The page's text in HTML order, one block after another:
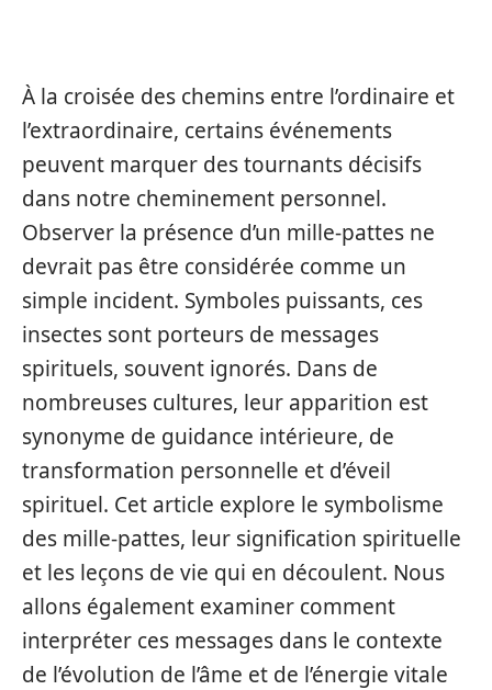
À la croisée des chemins entre l’ordinaire et
l’extraordinaire, certains événements
peuvent marquer des tournants décisifs
dans notre cheminement personnel.
Observer la présence d’un mille-pattes ne
devrait pas être considérée comme un
simple incident. Symboles puissants, ces
insectes sont porteurs de messages
spirituels, souvent ignorés. Dans de
nombreuses cultures, leur apparition est
synonyme de guidance intérieure, de
transformation personnelle et d’éveil
spirituel. Cet article explore le symbolisme
des mille-pattes, leur signification spirituelle
et les leçons de vie qui en découlent. Nous
allons également examiner comment
interpréter ces messages dans le contexte
de l’évolution de l’âme et de l’énergie vitale